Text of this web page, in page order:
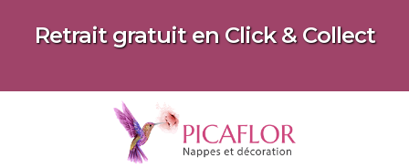
Retrait gratuit en Click & Collect